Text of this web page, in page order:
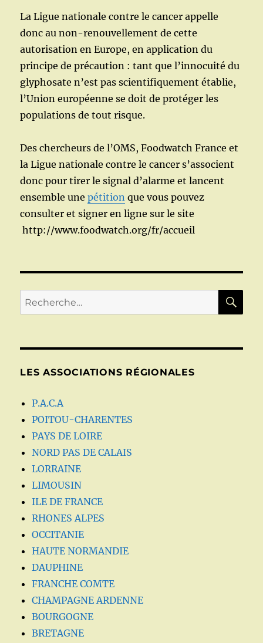
La Ligue nationale contre le cancer appelle
donc au non-renouvellement de cette
autorisation en Europe, en application du
principe de précaution : tant que l’innocuité du
glyphosate n’est pas scientifiquement établie,
l’Union européenne se doit de protéger les
populations de tout risque.
Des chercheurs de l’OMS, Foodwatch France et
la Ligue nationale contre le cancer s’associent
donc pour tirer le signal d’alarme et lancent
ensemble unepétition que vous pouvez
consulter et signer en ligne sur le site
http://www.foodwatch.org/fr/accueil
Recherche
pour :
LES ASSOCIATIONS RÉGIONALES
P.A.C.A
POITOU-CHARENTES
PAYS DE LOIRE
NORD PAS DE CALAIS
LORRAINE
LIMOUSIN
ILE DE FRANCE
RHONES ALPES
OCCITANIE
HAUTE NORMANDIE
DAUPHINE
FRANCHE COMTE
CHAMPAGNE ARDENNE
BOURGOGNE
BRETAGNE